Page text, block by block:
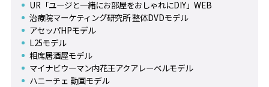
UR「ユージと一緒にお部屋をおしゃれにDIY」WEB
治療院マーケティング研究所 整体DVDモデル
アセッパHPモデル
L25モデル
相席居酒屋モデル
マイナビウーマン内花王アクアレーベルモデル
ハニーチェ 動画モデル